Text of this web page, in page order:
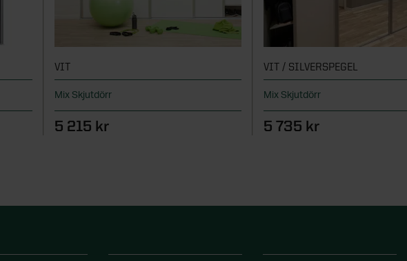
VIT
Mix Skjutdörr
5 215 kr
VIT / SILVERSPEGEL
Mix Skjutdörr
5 735 kr